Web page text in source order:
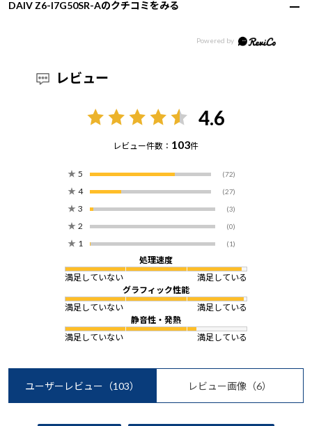
DAIV Z6-I7G50SR-Aのクチコミをみる
レビュー
4.6
レビュー件数： 103件
★ 5 (72)
★ 4 (27)
★ 3 (3)
★ 2 (0)
★ 1 (1)
処理速度
満足していない
満足している
グラフィック性能
満足していない
満足している
静音性・発熱
満足していない
満足している
ユーザーレビュー （103） レビュー画像 （6）